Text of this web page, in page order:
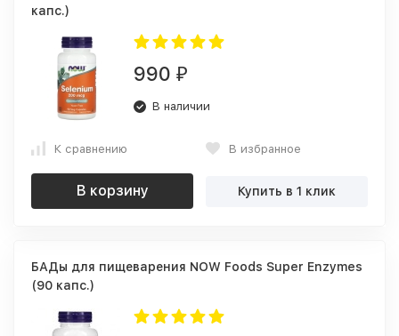
капс.)
990 ₽
В наличии
К сравнению В избранное
В корзину Купить в 1 клик
БАДы для пищеварения NOW Foods Super Enzymes
(90 капс.)